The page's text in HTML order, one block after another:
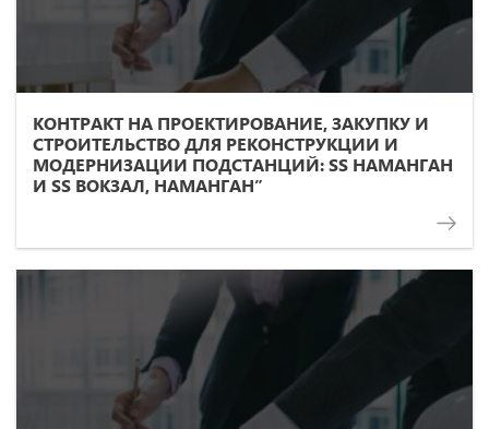
КОНТРАКТ НА ПРОЕКТИРОВАНИЕ, ЗАКУПКУ И
СТРОИТЕЛЬСТВО ДЛЯ РЕКОНСТРУКЦИИ И
МОДЕРНИЗАЦИИ ПОДСТАНЦИЙ: SS НАМАНГАН
И SS ВОКЗАЛ, НАМАНГАН”